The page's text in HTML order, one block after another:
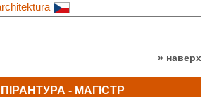
» наверх
- МАГІСТР